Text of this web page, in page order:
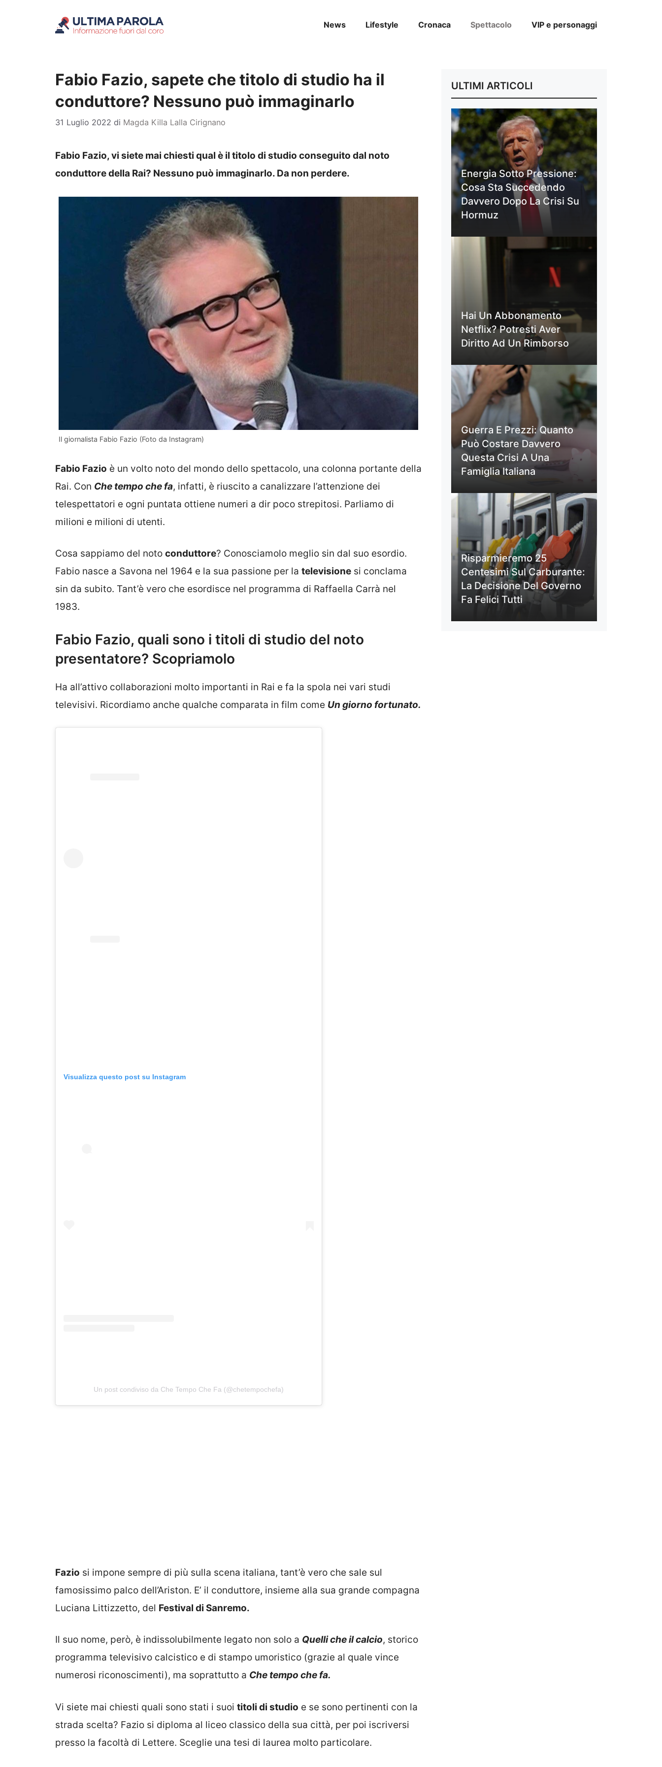
News Lifestyle Cronaca Spettacolo VIP e personaggi
Fabio Fazio, sapete che titolo di studio ha il
conduttore? Nessuno può immaginarlo
31 Luglio 2022 di Magda Killa Lalla Cirignano
Fabio Fazio, vi siete mai chiesti qual è il titolo di studio conseguito dal noto
conduttore della Rai? Nessuno può immaginarlo. Da non perdere.
Il giornalista Fabio Fazio (Foto da Instagram)
Fabio Fazio è un volto noto del mondo dello spettacolo, una colonna portante della
Rai. Con Che tempo che fa, infatti, è riuscito a canalizzare l’attenzione dei
telespettatori e ogni puntata ottiene numeri a dir poco strepitosi. Parliamo di
milioni e milioni di utenti.
Cosa sappiamo del noto conduttore? Conosciamolo meglio sin dal suo esordio.
Fabio nasce a Savona nel 1964 e la sua passione per la televisione si conclama
sin da subito. Tant’è vero che esordisce nel programma di Raffaella Carrà nel
1983.
Fabio Fazio, quali sono i titoli di studio del noto
presentatore? Scopriamolo
Ha all’attivo collaborazioni molto importanti in Rai e fa la spola nei vari studi
televisivi. Ricordiamo anche qualche comparata in film come Un giorno fortunato.
Visualizza questo post su Instagram
Un post condiviso da Che Tempo Che Fa (@chetempochefa)
Fazio si impone sempre di più sulla scena italiana, tant’è vero che sale sul
famosissimo palco dell’Ariston. E’ il conduttore, insieme alla sua grande compagna
Luciana Littizzetto, del Festival di Sanremo.
Il suo nome, però, è indissolubilmente legato non solo a Quelli che il calcio, storico
programma televisivo calcistico e di stampo umoristico (grazie al quale vince
numerosi riconoscimenti), ma soprattutto a Che tempo che fa.
Vi siete mai chiesti quali sono stati i suoi titoli di studio e se sono pertinenti con la
strada scelta? Fazio si diploma al liceo classico della sua città, per poi iscriversi
presso la facoltà di Lettere. Sceglie una tesi di laurea molto particolare.
ULTIMI ARTICOLI
Energia Sotto Pressione:
Cosa Sta Succedendo
Davvero Dopo La Crisi Su
Hormuz
Hai Un Abbonamento
Netflix? Potresti Aver
Diritto Ad Un Rimborso
Guerra E Prezzi: Quanto
Può Costare Davvero
Questa Crisi A Una
Famiglia Italiana
Risparmieremo 25
Centesimi Sul Carburante:
La Decisione Del Governo
Fa Felici Tutti